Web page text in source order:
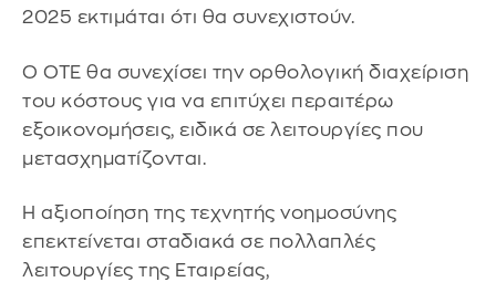
2025 εκτιμάται ότι θα συνεχιστούν.
Ο ΟΤΕ θα συνεχίσει την ορθολογική διαχείριση
του κόστους για να επιτύχει περαιτέρω
εξοικονομήσεις, ειδικά σε λειτουργίες που
μετασχηματίζονται.
Η αξιοποίηση της τεχνητής νοημοσύνης
επεκτείνεται σταδιακά σε πολλαπλές
λειτουργίες της Εταιρείας,